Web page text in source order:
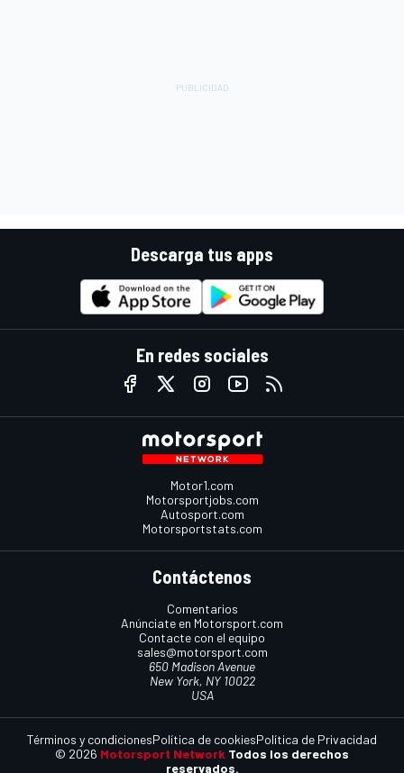
Descarga tus apps
En redes sociales
Motor1.com
Motorsportjobs.com
Autosport.com
Motorsportstats.com
Contáctenos
Comentarios
Anúnciate en Motorsport.com
Contacte con el equipo
sales@motorsport.com
650 Madison Avenue
New York, NY 10022
USA
© 2026 Motorsport Network Todos los derechos
reservados.
Términos y condicionesPolítica de cookiesPolítica de Privacidad